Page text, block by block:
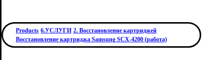
Products 6.УСЛУГИ 2. Восстановление картриджей
Восстановление картриджа Samsung SCX-4200 (работа)